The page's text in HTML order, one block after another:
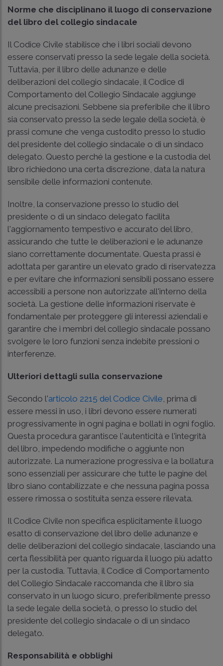
Norme che disciplinano il luogo di conservazione
del libro del collegio sindacale
Il Codice Civile stabilisce che i libri sociali devono
essere conservati presso la sede legale della società.
Tuttavia, per il libro delle adunanze e delle
deliberazioni del collegio sindacale, il Codice di
Comportamento del Collegio Sindacale aggiunge
alcune precisazioni. Sebbene sia preferibile che il libro
sia conservato presso la sede legale della società, è
prassi comune che venga custodito presso lo studio
del presidente del collegio sindacale o di un sindaco
delegato. Questo perché la gestione e la custodia del
libro richiedono una certa discrezione, data la natura
sensibile delle informazioni contenute.
Inoltre, la conservazione presso lo studio del
presidente o di un sindaco delegato facilita
l'aggiornamento tempestivo e accurato del libro,
assicurando che tutte le deliberazioni e le adunanze
siano correttamente documentate. Questa prassi è
adottata per garantire un elevato grado di riservatezza
e per evitare che informazioni sensibili possano essere
accessibili a persone non autorizzate all'interno della
società. La gestione delle informazioni riservate è
fondamentale per proteggere gli interessi aziendali e
garantire che i membri del collegio sindacale possano
svolgere le loro funzioni senza indebite pressioni o
interferenze.
Ulteriori dettagli sulla conservazione
Secondo l'articolo 2215 del Codice Civile , prima di
essere messi in uso, i libri devono essere numerati
progressivamente in ogni pagina e bollati in ogni foglio.
Questa procedura garantisce l'autenticità e l'integrità
del libro, impedendo modifiche o aggiunte non
autorizzate. La numerazione progressiva e la bollatura
sono essenziali per assicurare che tutte le pagine del
libro siano contabilizzate e che nessuna pagina possa
essere rimossa o sostituita senza essere rilevata.
Il Codice Civile non specifica esplicitamente il luogo
esatto di conservazione del libro delle adunanze e
delle deliberazioni del collegio sindacale, lasciando una
certa flessibilità per quanto riguarda il luogo più adatto
per la custodia. Tuttavia, il Codice di Comportamento
del Collegio Sindacale raccomanda che il libro sia
conservato in un luogo sicuro, preferibilmente presso
la sede legale della società, o presso lo studio del
presidente del collegio sindacale o di un sindaco
delegato.
Responsabilità e obblighi